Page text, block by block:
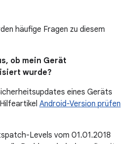
häufige Fragen zu diesem
ob mein Gerät
wurde?
eines Geräts
Android-Version prüfen
Levels vom 01.01.2018